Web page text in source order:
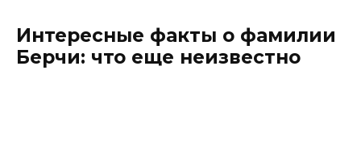
Интересные факты о фамилии
Берчи: что еще неизвестно